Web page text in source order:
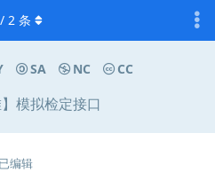
SA NC CC
】模拟检定接口
/ 2 条
已编辑